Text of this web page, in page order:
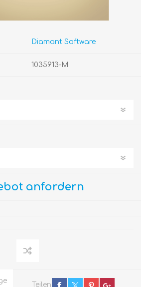
Diamant Software
1035913-M
anfordern
Teilen